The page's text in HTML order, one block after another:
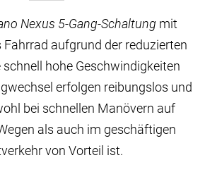
Nexus 5-Gang-Schaltung mit
Fahrrad aufgrund der reduzierten
hohe Geschwindigkeiten
erfolgen reibungslos und
bei schnellen Manövern auf
als auch im geschäftigen
von Vorteil ist.